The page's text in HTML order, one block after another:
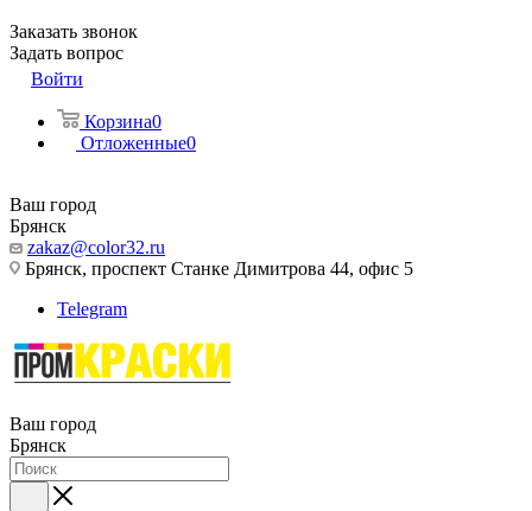
Заказать звонок
Задать вопрос
Войти
Корзина0
Отложенные0
Ваш город
Брянск
zakaz@color32.ru
Брянск, проспект Станке Димитрова 44, офис 5
Telegram
Ваш город
Брянск